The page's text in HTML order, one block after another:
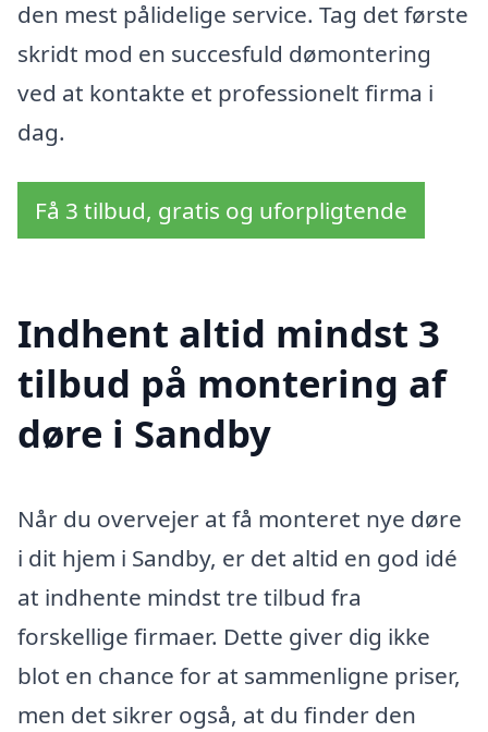
den mest pålidelige service. Tag det første
skridt mod en succesfuld dømontering
ved at kontakte et professionelt firma i
dag.
Få 3 tilbud, gratis og uforpligtende
Indhent altid mindst 3
tilbud på montering af
døre i Sandby
Når du overvejer at få monteret nye døre
i dit hjem i Sandby, er det altid en god idé
at indhente mindst tre tilbud fra
forskellige firmaer. Dette giver dig ikke
blot en chance for at sammenligne priser,
men det sikrer også, at du finder den